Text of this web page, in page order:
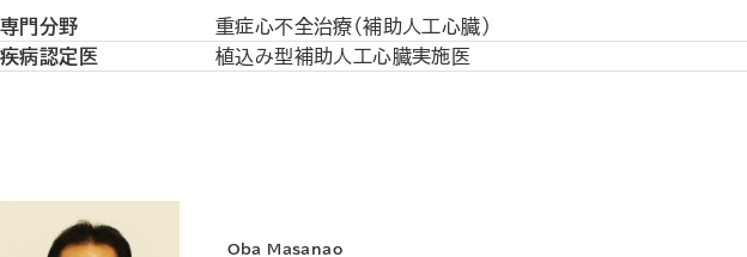
専門分野
重症心不全治療（補助人工心臓）
疾病認定医
植込み型補助人工心臓実施医
Oba Masanao